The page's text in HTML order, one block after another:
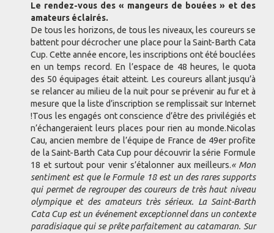
Le rendez-vous des « mangeurs de bouées » et des
amateurs éclairés.
De tous les horizons, de tous les niveaux, les coureurs se
battent pour décrocher une place pour la Saint-Barth Cata
Cup. Cette année encore, les inscriptions ont été bouclées
en un temps record. En l’espace de 48 heures, le quota
des 50 équipages était atteint. Les coureurs allant jusqu’à
se relancer au milieu de la nuit pour se prévenir au fur et à
mesure que la liste d’inscription se remplissait sur Internet
!Tous les engagés ont conscience d’être des privilégiés et
n’échangeraient leurs places pour rien au monde.Nicolas
Cau, ancien membre de l’équipe de France de 49er profite
de la Saint-Barth Cata Cup pour découvrir la série Formule
18 et surtout pour venir s’étalonner aux meilleurs.« Mon
sentiment est que le Formule 18 est un des rares supports
qui permet de regrouper des coureurs de très haut niveau
olympique et des amateurs très sérieux. La Saint-Barth
Cata Cup est un événement exceptionnel dans un contexte
paradisiaque qui se prête parfaitement au catamaran. Sur